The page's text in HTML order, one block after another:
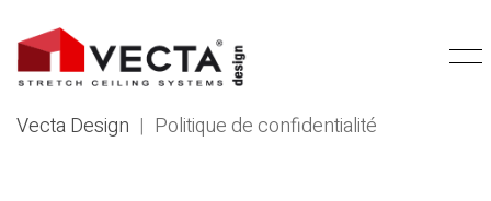
Vecta Design | Politique de confidentialité